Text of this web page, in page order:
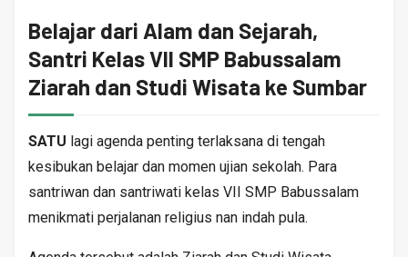
Belajar dari Alam dan Sejarah,
Santri Kelas VII SMP Babussalam
Ziarah dan Studi Wisata ke Sumbar
SATU lagi agenda penting terlaksana di tengah
kesibukan belajar dan momen ujian sekolah. Para
santriwan dan santriwati kelas VII SMP Babussalam
menikmati perjalanan religius nan indah pula.